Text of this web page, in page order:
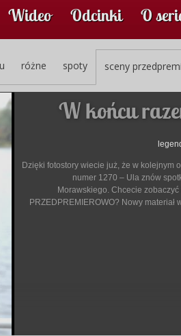
Wideo Odcinki O
sceny
spoty
różne
W końcu
Dzięki fotostory wiecie już, że w kolejnym
numer 1270 – Ula znów
Morawskiego. Chcecie zobaczyć
PRZEDPREMIEROWO? Nowy materiał